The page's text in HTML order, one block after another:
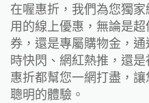
在喔惠折，我們為您獨
用的線上優惠，無論是
券，還是專屬購物金，
時快閃、網紅熱推，還
惠折都幫您一網打盡，
聰明的體驗。